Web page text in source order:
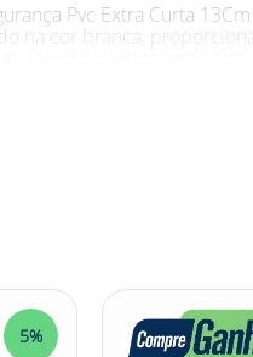
Pvc Extra Curta
na cor branca,
borracha nitrílica e
o uso em frigoríficos,
é necessário manter os
E EXP. LTDA
5%